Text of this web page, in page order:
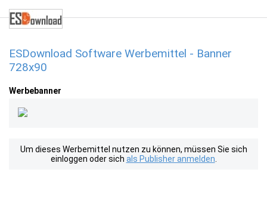
ESDownload Software Werbemittel - Banner
728x90
Werbebanner
Um dieses Werbemittel nutzen zu können, müssen Sie sich
einloggen oder sich als Publisher anmelden